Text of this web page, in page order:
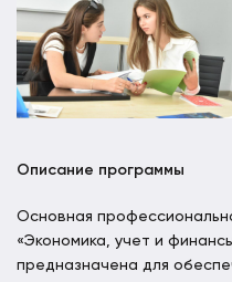
Описание программы
Основная
«Экономика, учет и
предназначена для